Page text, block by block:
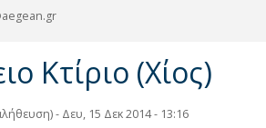
Κτίριο (Χίος)
Δευ, 15 Δεκ 2014 - 13:16